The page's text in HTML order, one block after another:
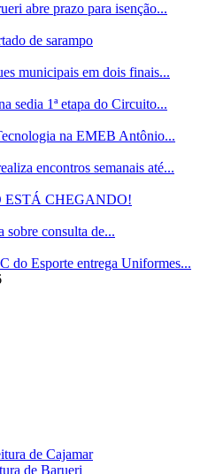
abre prazo para isenção...
de sarampo
municipais em dois finais...
sedia 1ª etapa do Circuito...
na EMEB Antônio...
encontros semanais até...
CHEGANDO!
sobre consulta de...
do Esporte entrega Uniformes...